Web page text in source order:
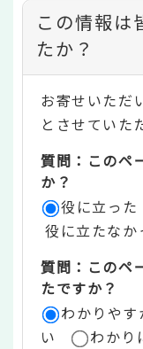
コ
ン
テ
ン
ツ
評
価
リ
ア
この情報は
たか？
お寄せいただ
とさせていた
質問：このペ
か？
役に立った
役に立たなか
質問：このペ
たですか？
わかりやす
い
わかり